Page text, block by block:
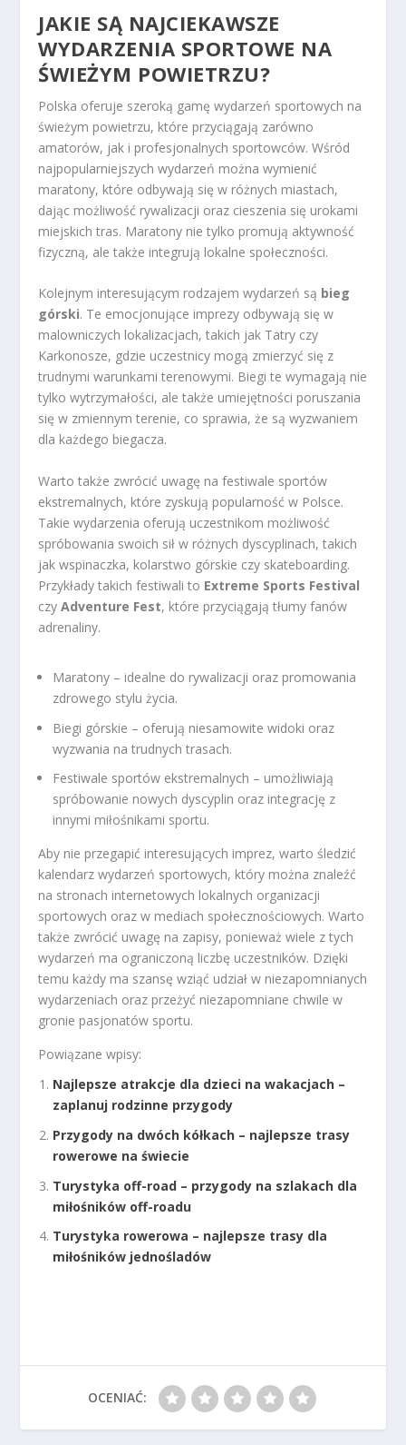
JAKIE SĄ NAJCIEKAWSZE
WYDARZENIA SPORTOWE NA
ŚWIEŻYM POWIETRZU?
Polska oferuje szeroką gamę wydarzeń sportowych na
świeżym powietrzu, które przyciągają zarówno
amatorów, jak i profesjonalnych sportowców. Wśród
najpopularniejszych wydarzeń można wymienić
maratony, które odbywają się w różnych miastach,
dając możliwość rywalizacji oraz cieszenia się urokami
miejskich tras. Maratony nie tylko promują aktywność
fizyczną, ale także integrują lokalne społeczności.
Kolejnym interesującym rodzajem wydarzeń są bieg
górski. Te emocjonujące imprezy odbywają się w
malowniczych lokalizacjach, takich jak Tatry czy
Karkonosze, gdzie uczestnicy mogą zmierzyć się z
trudnymi warunkami terenowymi. Biegi te wymagają nie
tylko wytrzymałości, ale także umiejętności poruszania
się w zmiennym terenie, co sprawia, że są wyzwaniem
dla każdego biegacza.
Warto także zwrócić uwagę na festiwale sportów
ekstremalnych, które zyskują popularność w Polsce.
Takie wydarzenia oferują uczestnikom możliwość
spróbowania swoich sił w różnych dyscyplinach, takich
jak wspinaczka, kolarstwo górskie czy skateboarding.
Przykłady takich festiwali to Extreme Sports Festival
czyAdventure Fest, które przyciągają tłumy fanów
adrenaliny.
Maratony – idealne do rywalizacji oraz promowania
zdrowego stylu życia.
Biegi górskie – oferują niesamowite widoki oraz
wyzwania na trudnych trasach.
Festiwale sportów ekstremalnych – umożliwiają
spróbowanie nowych dyscyplin oraz integrację z
innymi miłośnikami sportu.
Aby nie przegapić interesujących imprez, warto śledzić
kalendarz wydarzeń sportowych, który można znaleźć
na stronach internetowych lokalnych organizacji
sportowych oraz w mediach społecznościowych. Warto
także zwrócić uwagę na zapisy, ponieważ wiele z tych
wydarzeń ma ograniczoną liczbę uczestników. Dzięki
temu każdy ma szansę wziąć udział w niezapomnianych
wydarzeniach oraz przeżyć niezapomniane chwile w
gronie pasjonatów sportu.
Powiązane wpisy:
Najlepsze atrakcje dla dzieci na wakacjach –
zaplanuj rodzinne przygody
Przygody na dwóch kółkach – najlepsze trasy
rowerowe na świecie
Turystyka off-road – przygody na szlakach dla
miłośników off-roadu
Turystyka rowerowa – najlepsze trasy dla
miłośników jednośladów
OCENIAĆ: